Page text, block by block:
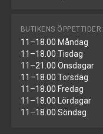
BUTIKENS ÖPPETTIDER:
11–18.00 Måndag
11–18.00 Tisdag
11–21.00 Onsdagar
11–18.00 Torsdag
11–18.00 Fredag
11–18.00 Lördagar
11–18.00 Söndag